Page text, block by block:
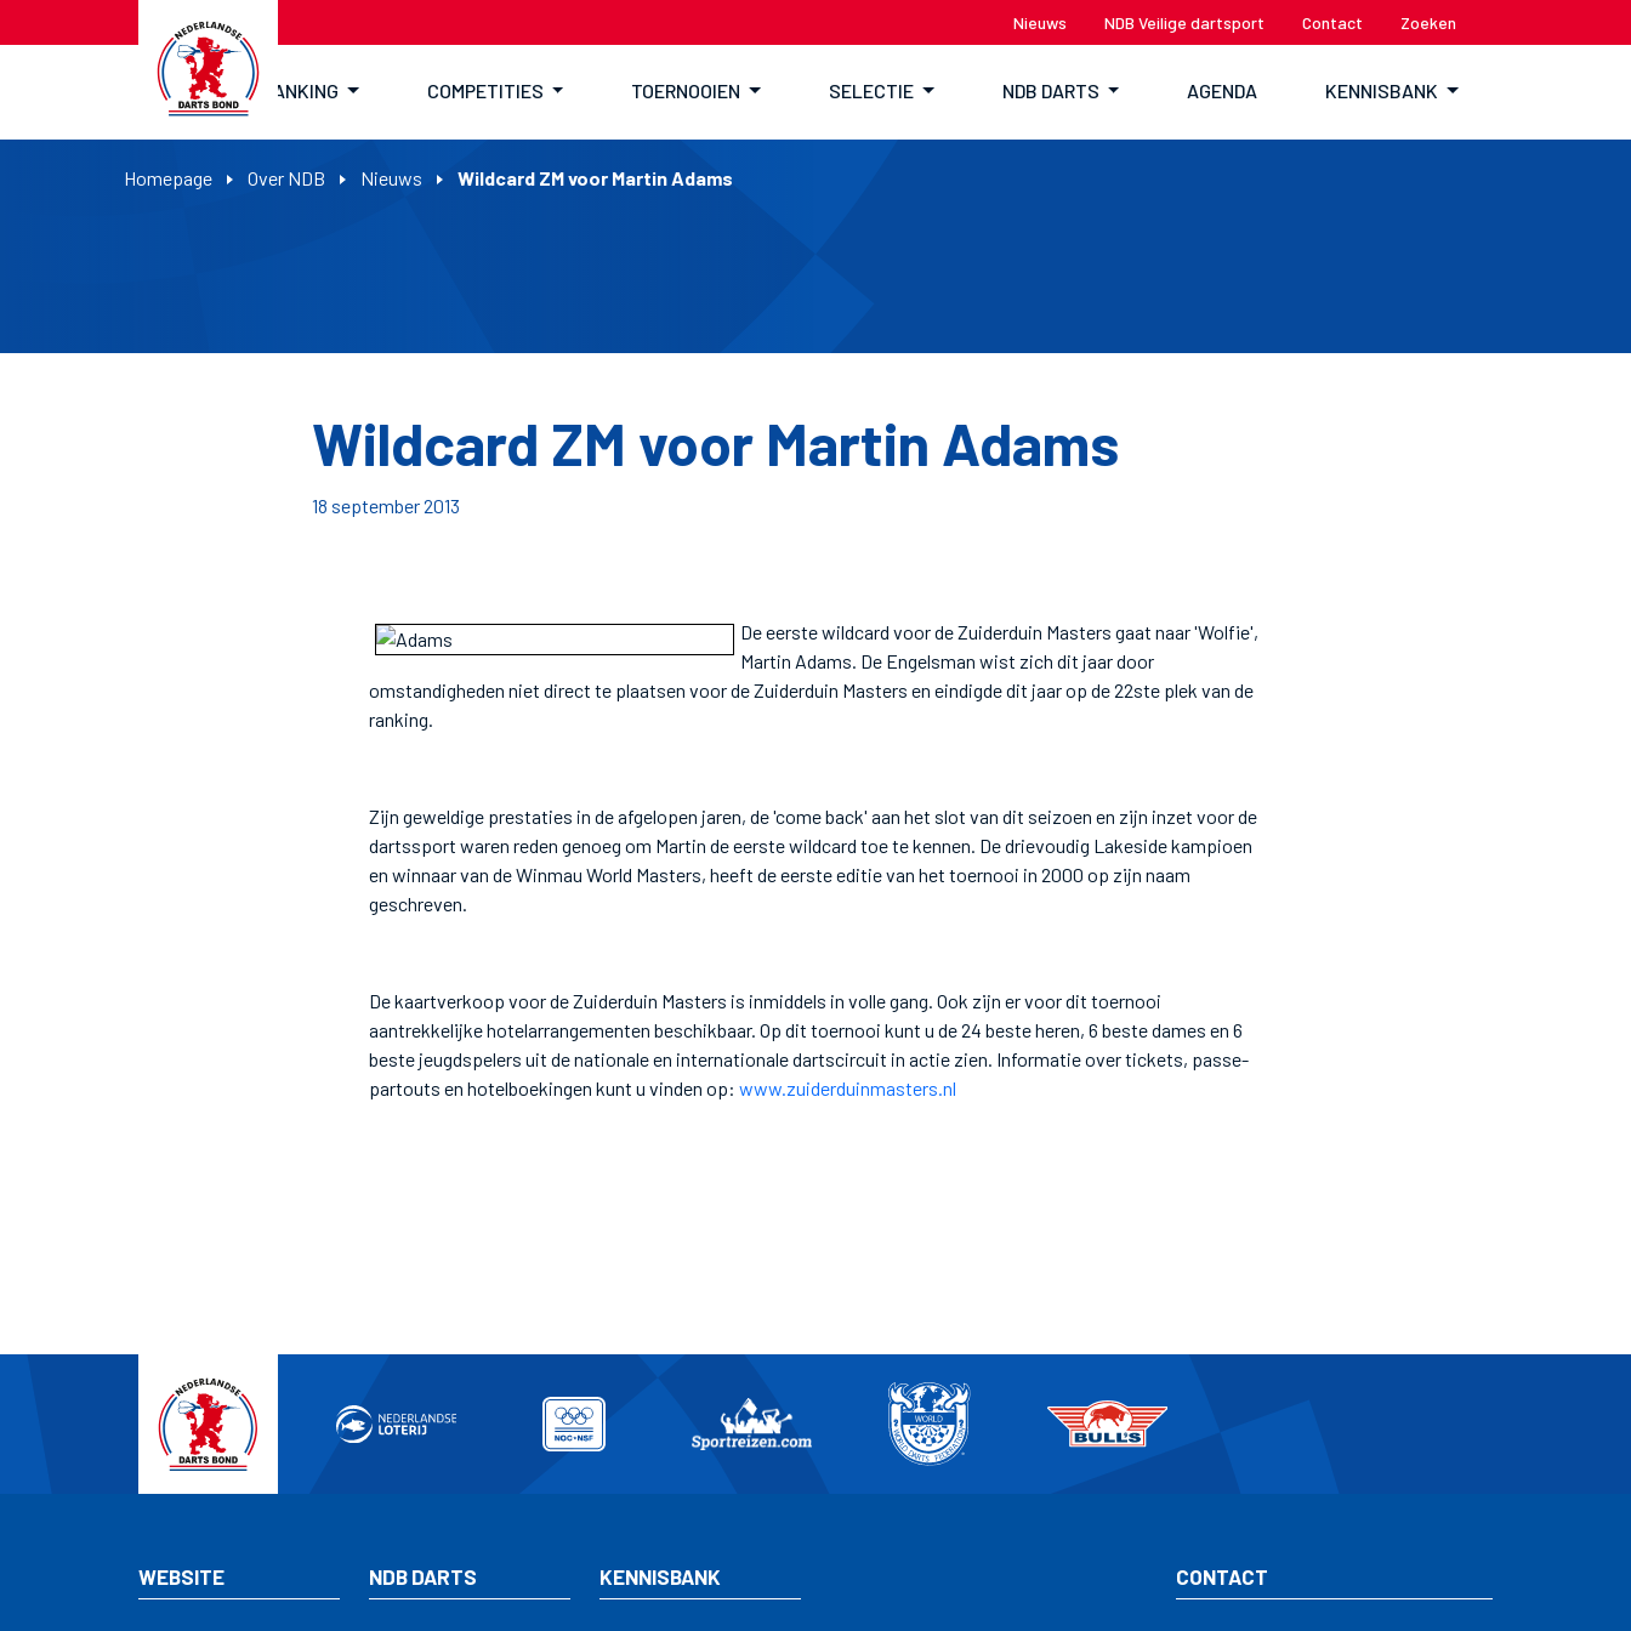
Nieuws NDB Veilige dartsport Contact Zoeken
RANKING COMPETITIES TOERNOOIEN SELECTIE NDB DARTS AGENDA KENNISBANK
Homepage Over NDB Nieuws Wildcard ZM voor Martin Adams
Wildcard ZM voor Martin Adams
18 september 2013
De eerste wildcard voor de Zuiderduin Masters gaat naar 'Wolfie',
Martin Adams. De Engelsman wist zich dit jaar door
omstandigheden niet direct te plaatsen voor de Zuiderduin Masters en eindigde dit jaar op de 22ste plek van de
ranking.
Zijn geweldige prestaties in de afgelopen jaren, de 'come back' aan het slot van dit seizoen en zijn inzet voor de
dartssport waren reden genoeg om Martin de eerste wildcard toe te kennen. De drievoudig Lakeside kampioen
en winnaar van de Winmau World Masters, heeft de eerste editie van het toernooi in 2000 op zijn naam
geschreven.
De kaartverkoop voor de Zuiderduin Masters is inmiddels in volle gang. Ook zijn er voor dit toernooi
aantrekkelijke hotelarrangementen beschikbaar. Op dit toernooi kunt u de 24 beste heren, 6 beste dames en 6
beste jeugdspelers uit de nationale en internationale dartscircuit in actie zien. Informatie over tickets, passe-
partouts en hotelboekingen kunt u vinden op: www.zuiderduinmasters.nl
WEBSITE NDB DARTS KENNISBANK CONTACT